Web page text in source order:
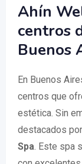
Ahín
centros
Buenos
En Buenos
centros que
estética. Sin
destacados
Spa. Este spa